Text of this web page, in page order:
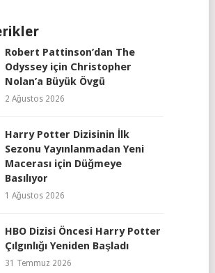
Robert Pattinson’dan The
Odyssey için Christopher
Nolan’a Büyük Övgü
2 Ağustos 2026
Harry Potter Dizisinin İlk
Sezonu Yayınlanmadan Yeni
Macerası için Düğmeye
Basılıyor
1 Ağustos 2026
HBO Dizisi Öncesi Harry Potter
Çılgınlığı Yeniden Başladı
31 Temmuz 2026